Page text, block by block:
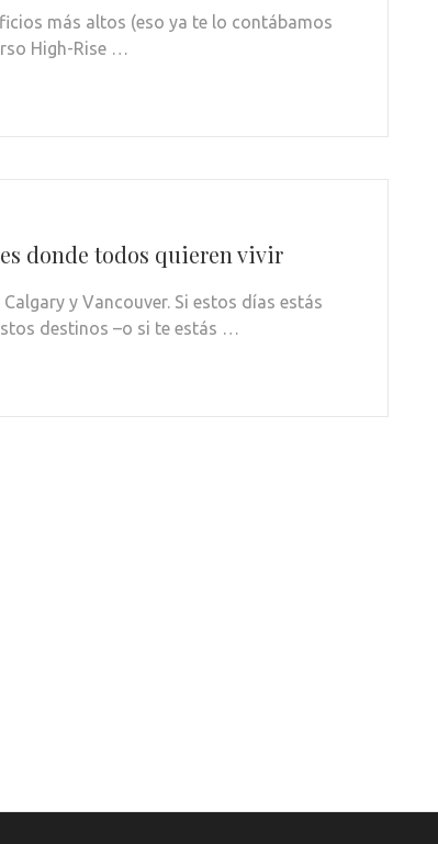
más altos (eso ya te lo contábamos
High-Rise …
donde todos quieren vivir
y Vancouver. Si estos días estás
destinos –o si te estás …